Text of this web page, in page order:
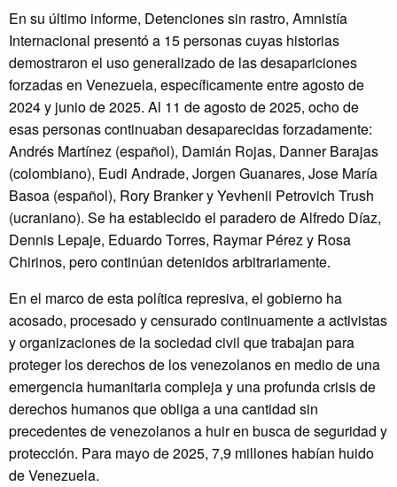
En su último informe, Detenciones sin rastro, Amnistía
Internacional presentó a 15 personas cuyas historias
demostraron el uso generalizado de las desapariciones
forzadas en Venezuela, específicamente entre agosto de
2024 y junio de 2025. Al 11 de agosto de 2025, ocho de
esas personas continuaban desaparecidas forzadamente:
Andrés Martínez (español), Damián Rojas, Danner Barajas
(colombiano), Eudi Andrade, Jorgen Guanares, Jose María
Basoa (español), Rory Branker y Yevhenii Petrovich Trush
(ucraniano). Se ha establecido el paradero de Alfredo Díaz,
Dennis Lepaje, Eduardo Torres, Raymar Pérez y Rosa
Chirinos, pero continúan detenidos arbitrariamente.
En el marco de esta política represiva, el gobierno ha
acosado, procesado y censurado continuamente a activistas
y organizaciones de la sociedad civil que trabajan para
proteger los derechos de los venezolanos en medio de una
emergencia humanitaria compleja y una profunda crisis de
derechos humanos que obliga a una cantidad sin
precedentes de venezolanos a huir en busca de seguridad y
protección. Para mayo de 2025, 7,9 millones habían huido
de Venezuela.